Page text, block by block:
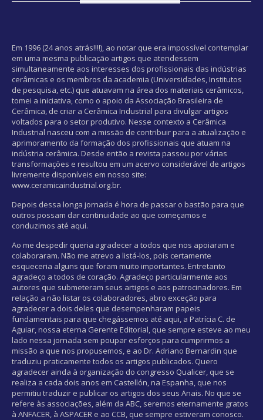
Em 1996 (24 anos atrás!!!!), ao notar que era impossível contemplar
em uma mesma publicação artigos que atendessem
simultaneamente aos interesses dos profissionais das indústrias
cerâmicas e os membros da academia (Universidades, Institutos
de pesquisa, etc.) que atuavam na área dos materiais cerâmicos,
tomei a iniciativa, como o apoio da Associação Brasileira de
Cerâmica, de criar a Cerâmica Industrial para divulgar artigos
voltados para o setor produtivo. Nesse contexto a Cerâmica
Industrial nasceu com a missão de contribuir para a atualização e
aprimoramento da formação dos profissionais que atuam na
indústria cerâmica. Desde então a revista passou por várias
transformações e resultou em um acervo considerável de artigos
livremente disponíveis em nosso site:
www.ceramicaindustrial.org.br.
Depois dessa longa jornada é hora de passar o bastão para que
outros possam dar continuidade ao que começamos e
conduzimos até aqui.
Ao me despedir queria agradecer a todos que nos apoiaram e
colaboraram. Não me atrevo a listá-los, pois certamente
esqueceria alguns que foram muito importantes. Entretanto
agradeço a todos de coração. Agradeço particularmente aos
autores que submeteram seus artigos e aos patrocinadores. Em
relação a não listar os colaboradores, abro exceção para
agradecer a dois deles que desempenharam papeis
fundamentais para que chegássemos até aqui, a Patrícia C. de
Aguiar, nossa eterna Gerente Editorial, que sempre esteve ao meu
lado nessa jornada sem poupar esforços para cumprirmos a
missão a que nos propusemos, e ao Dr. Adriano Bernardin que
traduziu praticamente todos os artigos publicados. Quero
agradecer ainda à organização do congresso Qualicer, que se
realiza a cada dois anos em Castellón, na Espanha, que nos
permitiu traduzir e publicar os artigos dos seus Anais. No que se
refere às associações, além da ABC, seremos eternamente gratos
à ANFACER, à ASPACER e ao CCB, que sempre estiveram conosco.